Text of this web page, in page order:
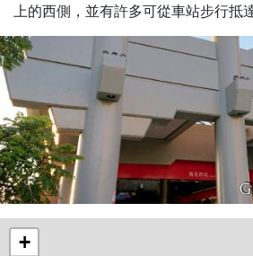
上的西側，並有許多可從車站步行抵
+